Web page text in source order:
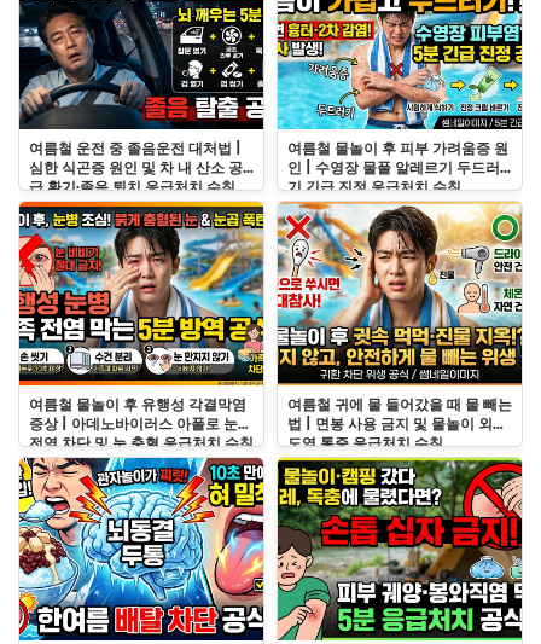
여름철 운전 중 졸음운전 대처법 |
심한 식곤증 원인 및 차 내 산소 공
급 환기·졸음 퇴치 응급처치 수칙
여름철 물놀이 후 피부 가려움증 원
인 | 수영장 물풀 알레르기 두드러
기 긴급 진정 응급처치 수칙
여름철 물놀이 후 유행성 각결막염
증상 | 아데노바이러스 아폴로 눈병
전염 차단 및 눈 충혈 응급처치 수칙
여름철 귀에 물 들어갔을 때 물 빼는
법 | 면봉 사용 금지 및 물놀이 외이
도염 통증 응급처치 수칙